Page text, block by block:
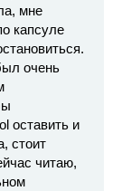
мне
капсуле
очень
оставить и
стоит
читаю,